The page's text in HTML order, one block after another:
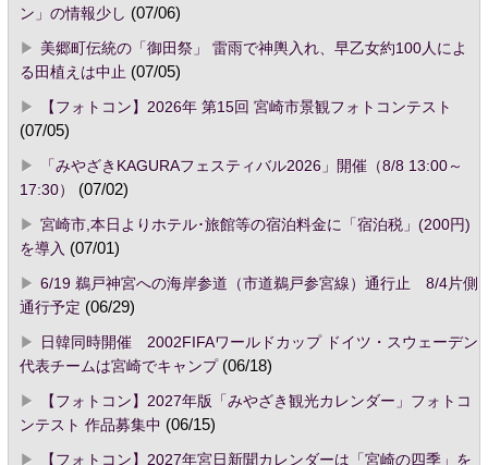
ン」の情報少し (07/06)
美郷町伝統の「御田祭」 雷雨で神輿入れ、早乙女約100人によ
る田植えは中止 (07/05)
【フォトコン】2026年 第15回 宮崎市景観フォトコンテスト
(07/05)
「みやざきKAGURAフェスティバル2026」開催（8/8 13:00～
17:30）
(07/02)
宮崎市,本日よりホテル･旅館等の宿泊料金に「宿泊税」(200円)
を導入 (07/01)
6/19 鵜戸神宮への海岸参道（市道鵜戸参宮線）通行止 8/4片側
通行予定 (06/29)
日韓同時開催 2002FIFAワールドカップ ドイツ・スウェーデン
代表チームは宮崎でキャンプ(06/18)
【フォトコン】2027年版「みやざき観光カレンダー」フォトコ
ンテスト 作品募集中 (06/15)
【フォトコン】2027年宮日新聞カレンダーは「宮崎の四季」を